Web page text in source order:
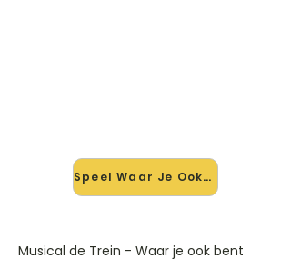
Speel Waar Je Ook Bent mee →
Musical de Trein - Waar je ook bent